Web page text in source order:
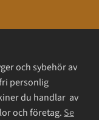
och sybehör av
personlig
du handlar av
och företag. Se